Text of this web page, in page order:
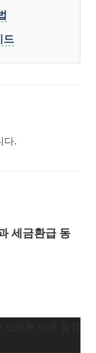
드
다.
세금환급 동